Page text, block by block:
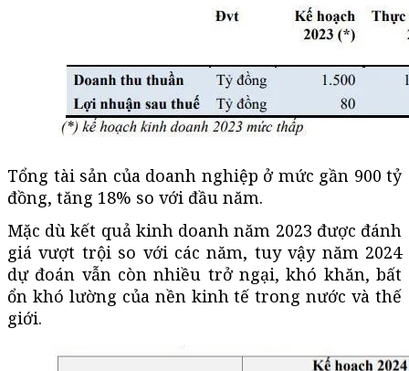
Tổng tài sản của doanh nghiệp ở mức gần 900 tỷ
đồng, tăng 18% so với đầu năm.
Mặc dù kết quả kinh doanh năm 2023 được đánh
giá vượt trội so với các năm, tuy vậy năm 2024
dự đoán vẫn còn nhiều trở ngại, khó khăn, bất
ổn khó lường của nền kinh tế trong nước và thế
giới.